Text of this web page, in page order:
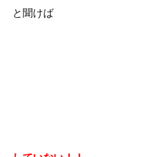
と聞けば